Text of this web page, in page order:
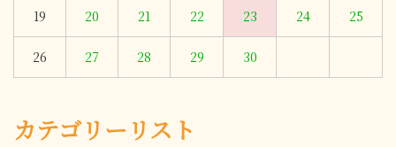
19 20 21 22 23 24 25
26 27 28 29 30
カテゴリーリスト